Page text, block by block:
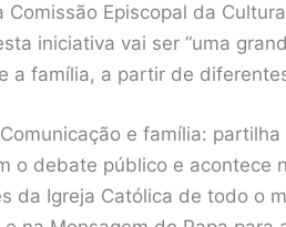
Episcopal da
iniciativa vai ser “uma
a família, a partir de
e família:
o debate público e acontece
da Igreja Católica de todo o